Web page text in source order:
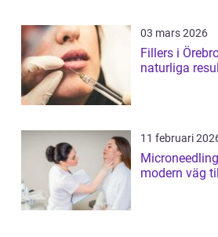
03 mars 2026
Fillers i
naturliga
11 februari
Microneedling
modern väg